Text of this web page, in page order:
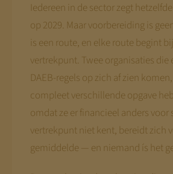
Iedereen in de sector zegt
op 2029. Maar voorbereiding is
is een route, en elke route begint
vertrekpunt. Twee organisaties die
DAEB-regels op zich af zien
compleet verschillende opgave
omdat ze er financieel anders voor
vertrekpunt niet kent, bereidt zich
gemiddelde — en niemand ís het